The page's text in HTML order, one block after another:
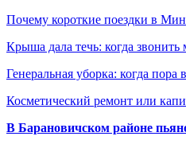
Почему короткие поездки в
Крыша дала течь: когда
Генеральная уборка: когда пора
Косметический ремонт или
В Барановичском районе